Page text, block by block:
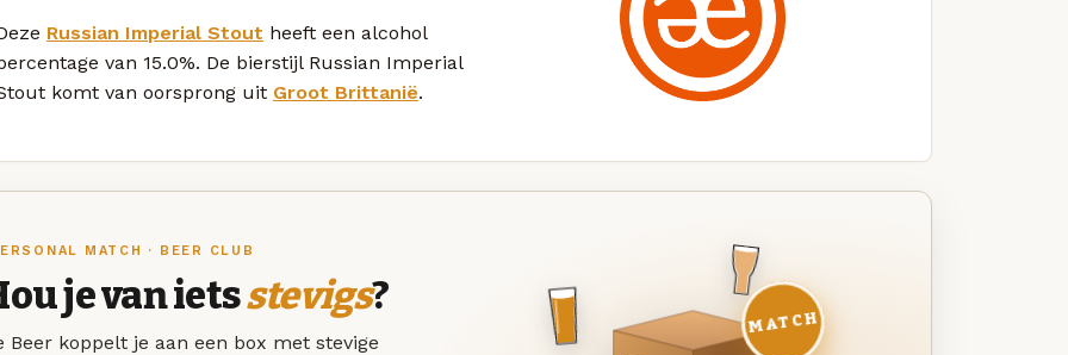
Russian Imperial Stout heeft een alcohol
van 15.0%. De bierstijl Russian Imperial
komt van oorsprong uit Groot Brittanië.
MATCH · BEER CLUB
je van ietsstevigs?
Beer koppelt je aan een box met stevige
MATCH